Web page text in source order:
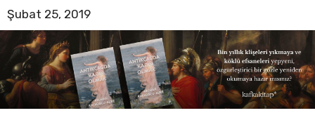
Şubat 25, 2019